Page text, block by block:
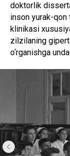
doktorlik
inson yurak-qon
klinikasi
zilzilaning
o‘rganishga